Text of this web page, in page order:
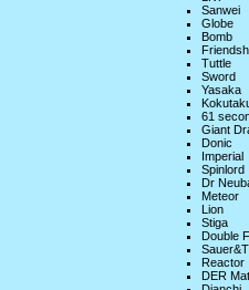
Sanwei
Globe
Bomb
Tuttle
Sword
Yasaka
61
Giant
Donic
Imperial
Spinlord
Dr
Meteor
Lion
Stiga
Double
Reactor
DER